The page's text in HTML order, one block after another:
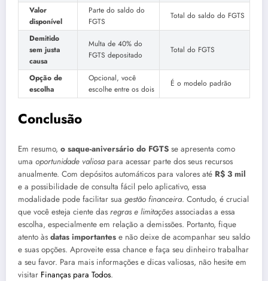
Valor
disponível
Parte do saldo do
FGTS
Total do saldo do FGTS
Demitido
sem justa
causa
Multa de 40% do
FGTS depositado
Total do FGTS
Opção de
escolha
Opcional, você
escolhe entre os dois
É o modelo padrão
Conclusão
Em resumo, o saque-aniversário do FGTS se apresenta como
uma oportunidade valiosapara acessar parte dos seus recursos
anualmente. Com depósitos automáticos para valores até R$ 3 mil
e a possibilidade de consulta fácil pelo aplicativo, essa
modalidade pode facilitar sua gestão financeira. Contudo, é crucial
que você esteja ciente das regras e limitações associadas a essa
escolha, especialmente em relação a demissões. Portanto, fique
atento às datas importantes e não deixe de acompanhar seu saldo
e suas opções. Aproveite essa chance e faça seu dinheiro trabalhar
a seu favor. Para mais informações e dicas valiosas, não hesite em
visitar Finanças para Todos.